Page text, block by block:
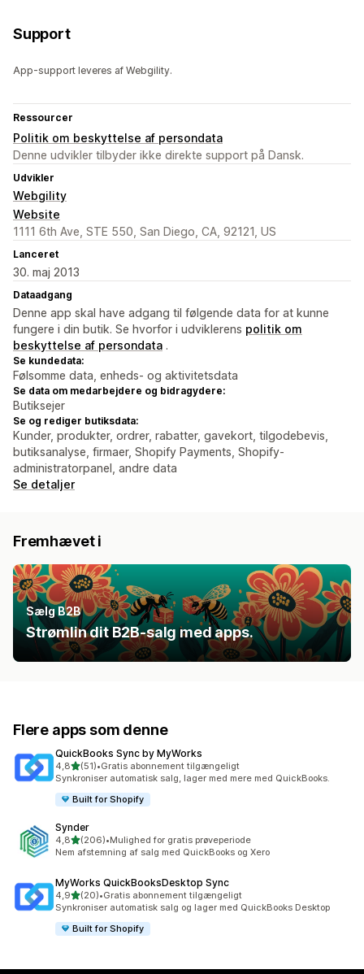
Support
App-support leveres af Webgility.
Ressourcer
Politik om beskyttelse af persondata
Denne udvikler tilbyder ikke direkte support på Dansk.
Udvikler
Webgility
Website
1111 6th Ave, STE 550, San Diego, CA, 92121, US
Lanceret
30. maj 2013
Dataadgang
Denne app skal have adgang til følgende data for at kunne
fungere i din butik. Se hvorfor i udviklerens politik om
beskyttelse af persondata .
Se kundedata:
Følsomme data, enheds- og aktivitetsdata
Se data om medarbejdere og bidragydere:
Butiksejer
Se og rediger butiksdata:
Kunder, produkter, ordrer, rabatter, gavekort, tilgodebevis,
butiksanalyse, firmaer, Shopify Payments, Shopify-
administratorpanel, andre data
Se detaljer
Fremhævet i
Sælg B2B
Strømlin dit B2B-salg med apps.
Flere apps som denne
QuickBooks Sync by MyWorks
4,8ud af 5 stjerner
(51)
51 anmeldelser i alt
•Gratis abonnement tilgængeligt
Synkroniser automatisk salg, lager med mere med QuickBooks.
Built for Shopify
Synder
4,8ud af 5 stjerner
(206)
206 anmeldelser i alt
•Mulighed for gratis prøveperiode
Nem afstemning af salg med QuickBooks og Xero
MyWorks QuickBooksDesktop Sync
4,9ud af 5 stjerner
(20)
20 anmeldelser i alt
•Gratis abonnement tilgængeligt
Synkroniser automatisk salg og lager med QuickBooks Desktop
Built for Shopify